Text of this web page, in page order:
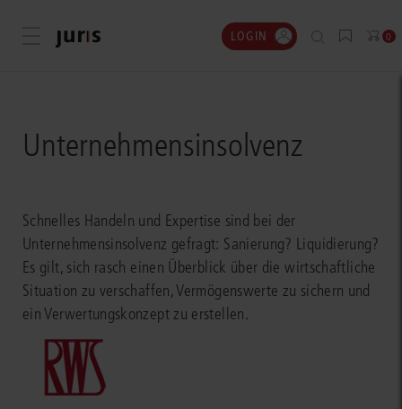
Menü öffnen LOGIN 0
Unternehmensinsolvenz
Schnelles Handeln und Expertise sind bei der
Unternehmensinsolvenz gefragt: Sanierung? Liquidierung?
Es gilt, sich rasch einen Überblick über die wirtschaftliche
Situation zu verschaffen, Vermögenswerte zu sichern und
ein Verwertungskonzept zu erstellen.